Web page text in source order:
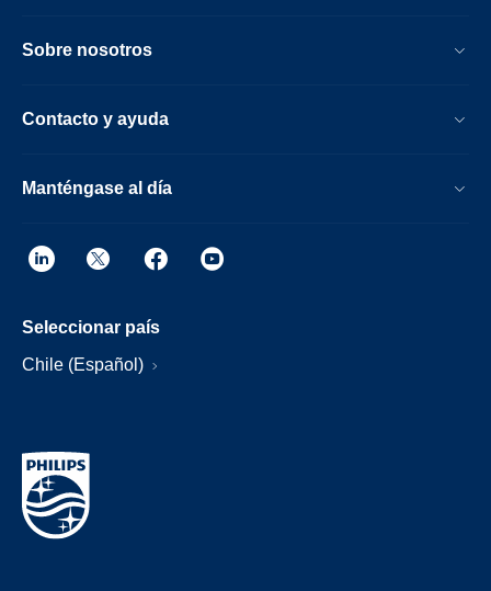
Sobre nosotros
Contacto y ayuda
Manténgase al día
Seleccionar país
Chile (Español)